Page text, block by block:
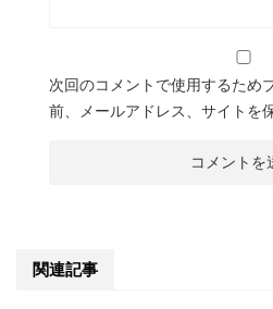
次回のコメントで使用するため
前、メールアドレス、サイトを
関連記事